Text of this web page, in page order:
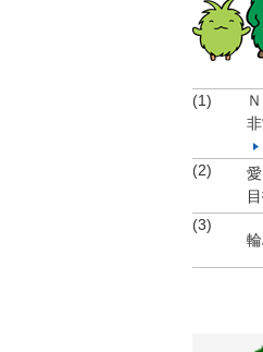
(1)
(2)
(3)